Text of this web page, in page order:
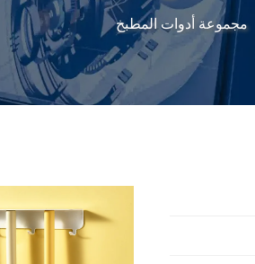
مجموعة أدوات المطبخ